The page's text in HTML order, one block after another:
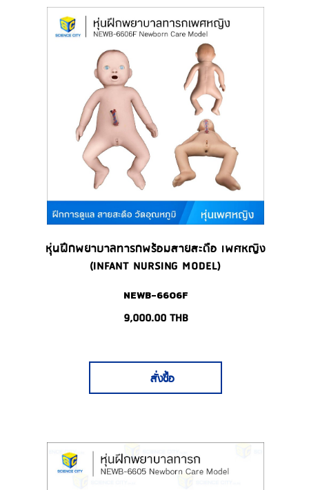
หุ่นฝึกพยาบาลทารกพร้อมสายสะดือ เพศหญิง
(INFANT NURSING MODEL)
NEWB-6606F
9,000.00THB
สั่งซื้อ